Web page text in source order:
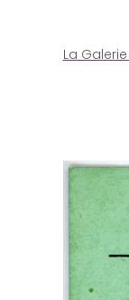
La